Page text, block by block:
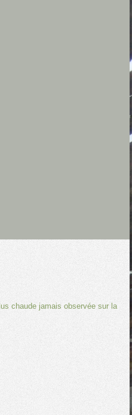
chaude jamais observée sur la